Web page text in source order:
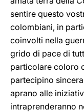
sentire questo
colombiani, in
coinvolti nella
grido di pace di
particolare coloro
partecipino
aprano alle
intraprenderanno